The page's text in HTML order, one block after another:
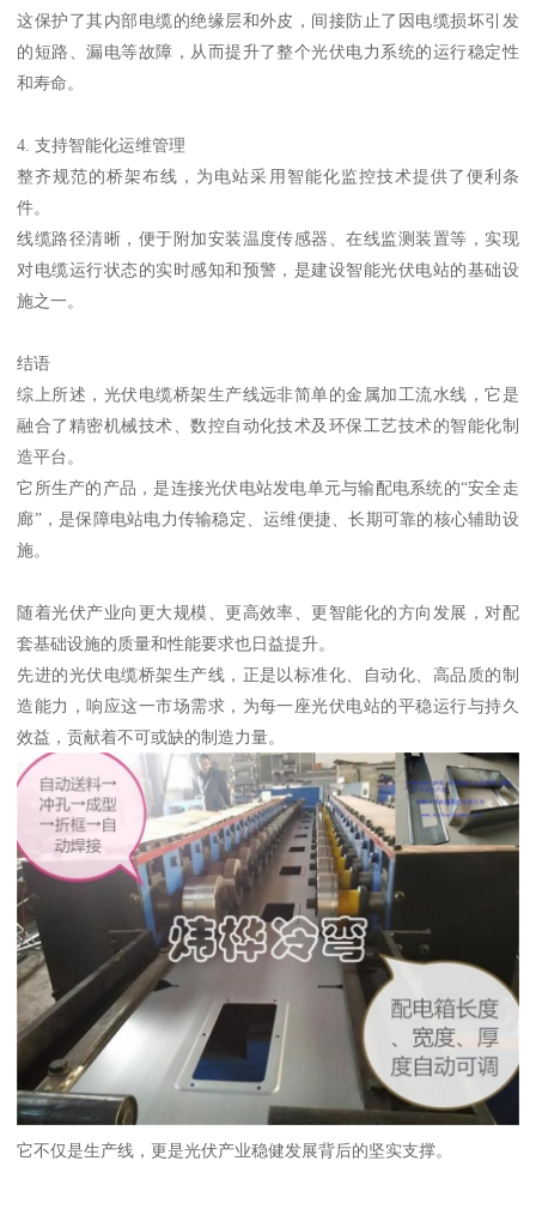
这保护了其内部电缆的绝缘层和外皮，间接防止了因电缆损坏引发
的短路、漏电等故障，从而提升了整个光伏电力系统的运行稳定性
和寿命。
4. 支持智能化运维管理
整齐规范的桥架布线，为电站采用智能化监控技术提供了便利条
件。
线缆路径清晰，便于附加安装温度传感器、在线监测装置等，实现
对电缆运行状态的实时感知和预警，是建设智能光伏电站的基础设
施之一。
结语
综上所述，光伏电缆桥架生产线远非简单的金属加工流水线，它是
融合了精密机械技术、数控自动化技术及环保工艺技术的智能化制
造平台。
它所生产的产品，是连接光伏电站发电单元与输配电系统的“安全走
廊”，是保障电站电力传输稳定、运维便捷、长期可靠的核心辅助设
施。
随着光伏产业向更大规模、更高效率、更智能化的方向发展，对配
套基础设施的质量和性能要求也日益提升。
先进的光伏电缆桥架生产线，正是以标准化、自动化、高品质的制
造能力，响应这一市场需求，为每一座光伏电站的平稳运行与持久
效益，贡献着不可或缺的制造力量。
它不仅是生产线，更是光伏产业稳健发展背后的坚实支撑。